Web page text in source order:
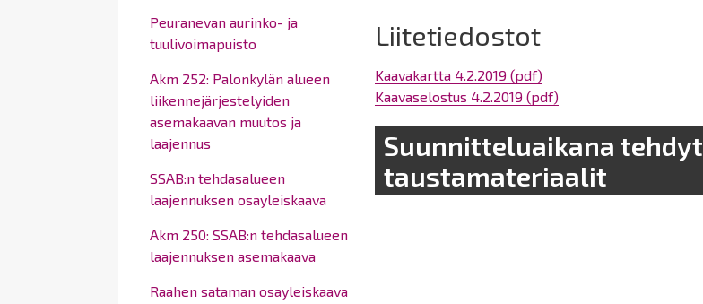
Peuranevan aurinko- ja
tuulivoimapuisto
Akm 252: Palonkylän alueen
liikennejärjestelyiden
asemakaavan muutos ja
laajennus
SSAB:n tehdasalueen
laajennuksen osayleiskaava
Akm 250: SSAB:n tehdasalueen
laajennuksen asemakaava
Raahen sataman osayleiskaava
Liitetiedostot
Kaavakartta 4.2.2019 (pdf)
Kaavaselostus 4.2.2019 (pdf)
Suunnitteluaikana tehdyt
taustamateriaalit